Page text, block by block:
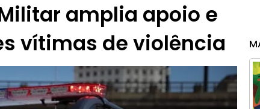
amplia apoio e
vítimas de violência